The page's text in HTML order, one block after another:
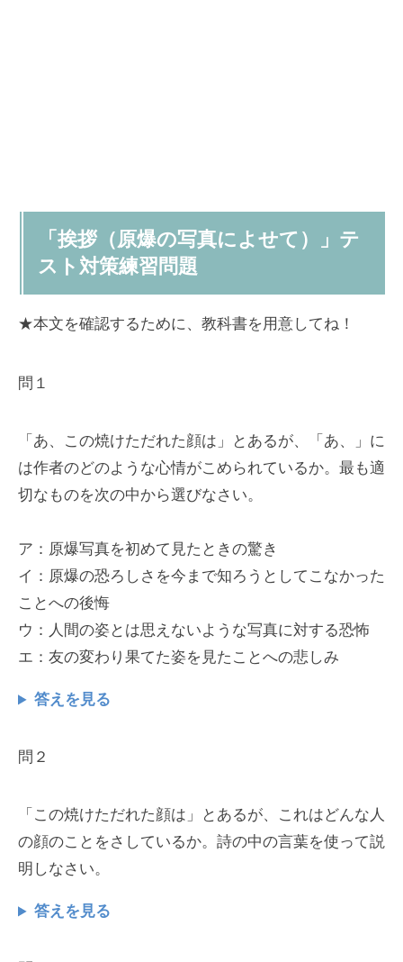
「挨拶（原爆の写真によせて）」テ
スト対策練習問題
★本文を確認するために、教科書を用意してね！
問１
「あ、この焼けただれた顔は」とあるが、「あ、」に
は作者のどのような心情がこめられているか。最も適
切なものを次の中から選びなさい。
ア：原爆写真を初めて見たときの驚き
イ：原爆の恐ろしさを今まで知ろうとしてこなかった
ことへの後悔
ウ：人間の姿とは思えないような写真に対する恐怖
エ：友の変わり果てた姿を見たことへの悲しみ
答えを見る
問２
「この焼けただれた顔は」とあるが、これはどんな人
の顔のことをさしているか。詩の中の言葉を使って説
明しなさい。
答えを見る